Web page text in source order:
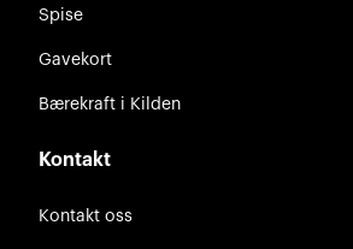
Spise
Gavekort
Bærekraft i Kilden
Kontakt
Kontakt oss